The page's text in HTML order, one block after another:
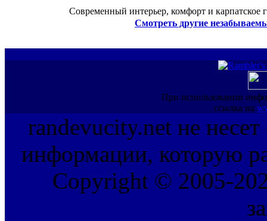
Современный интерьер, комфорт и карпатское
Смотреть другие
При использовании
ссылка на
randevucity.net не несет
информации, которую
Copyright © 2005-